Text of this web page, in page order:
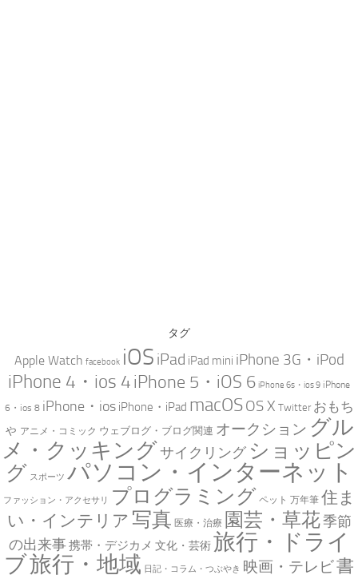
タグ
Apple Watch facebook iOS iPad iPad mini iPhone 3G・iPod
iPhone 4・ios 4iPhone 5・iOS 6 iPhone 6s・ios 9 iPhone
6・ios 8 iPhone・ios iPhone・iPad macOS OS X Twitter おもち
ゃ アニメ・コミック ウェブログ・ブログ関連 オークション グル
メ・クッキングサイクリング ショッピン
グ スポーツ パソコン・インターネット
ファッション・アクセサリ プログラミング ペット 万年筆 住ま
い・インテリア 写真 医療・治療 園芸・草花季節
の出来事携帯・デジカメ 文化・芸術 旅行・ドライ
ブ旅行・地域 日記・コラム・つぶやき 映画・テレビ書